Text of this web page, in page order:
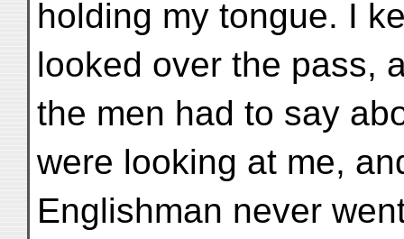
holding my tongue. I
looked over the pass,
the men had to say
were looking at me,
Englishman never